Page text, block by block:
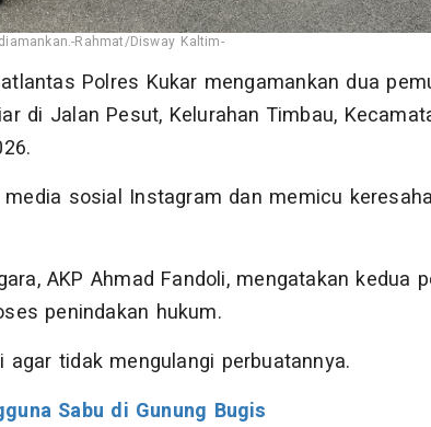
Rahmat/Disway Kaltim-
Polres Kukar mengamankan dua
di Jalan Pesut, Kelurahan Timbau,
sosial Instagram dan memicu
AKP Ahmad Fandoli, mengatakan kedua
penindakan hukum.
tidak mengulangi perbuatannya.
Sabu di Gunung Bugis